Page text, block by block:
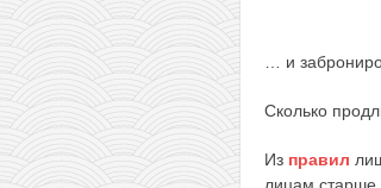
… и
Сколько
Из правил
лицам старше